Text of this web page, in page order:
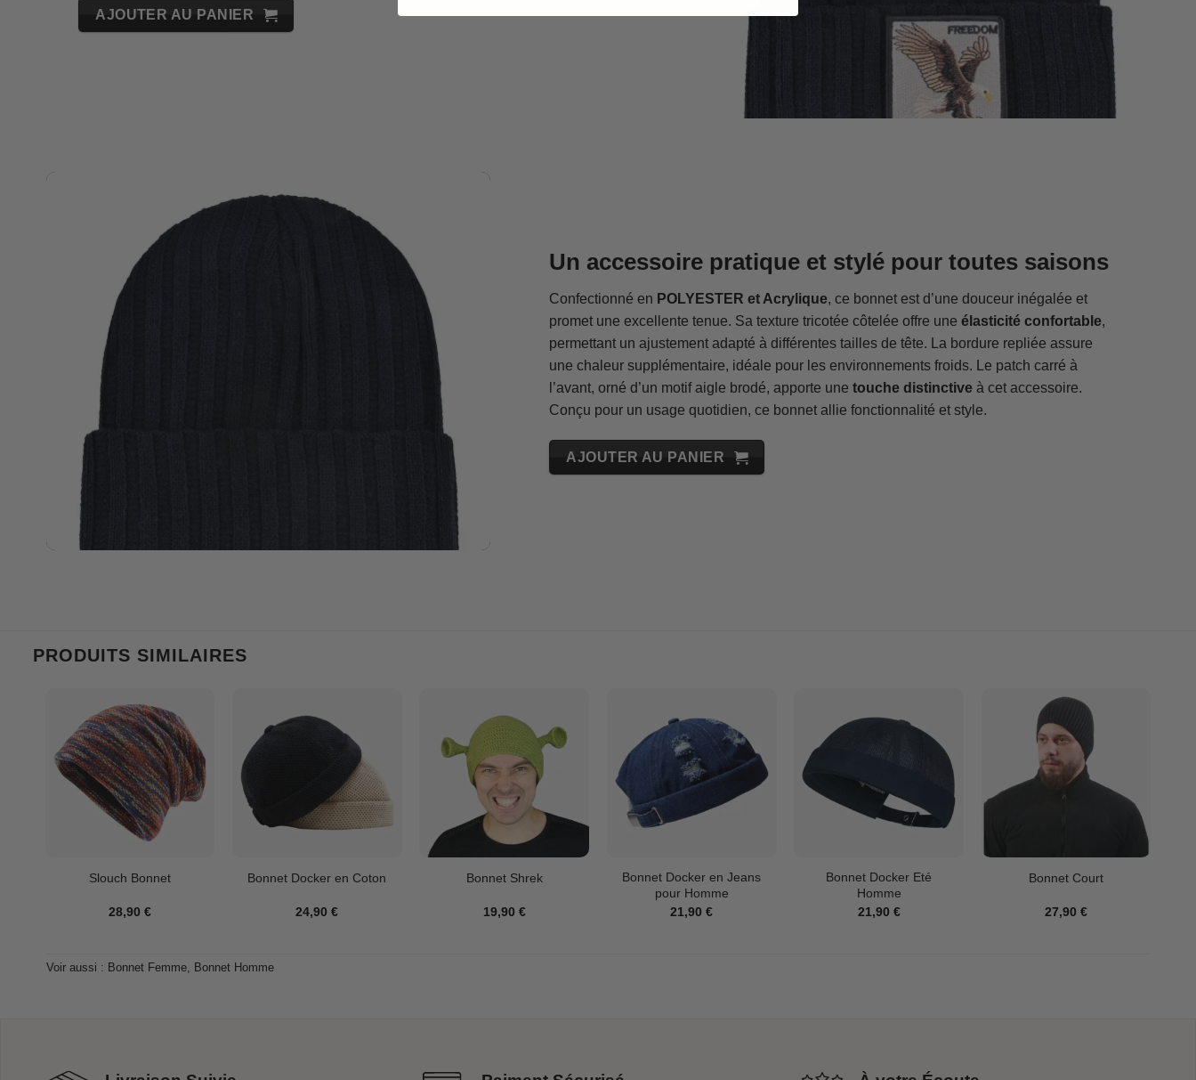
AJOUTER AU PANIER
Un accessoire pratique et stylé pour toutes saisons
Confectionné en POLYESTER et Acrylique, ce bonnet est d’une douceur inégalée et
promet une excellente tenue. Sa texture tricotée côtelée offre une élasticité confortable,
permettant un ajustement adapté à différentes tailles de tête. La bordure repliée assure
une chaleur supplémentaire, idéale pour les environnements froids. Le patch carré à
l’avant, orné d’un motif aigle brodé, apporte une touche distinctiveà cet accessoire.
Conçu pour un usage quotidien, ce bonnet allie fonctionnalité et style.
AJOUTER AU PANIER
PRODUITS SIMILAIRES
Slouch Bonnet
28,90 €
Bonnet Docker en Coton
24,90€
Bonnet Shrek
19,90 €
Bonnet Docker en Jeans
pour Homme
21,90€
Bonnet Docker Eté
Homme
21,90 €
Bonnet Court
27,90 €
Voir aussi : Bonnet Femme Bonnet Homme